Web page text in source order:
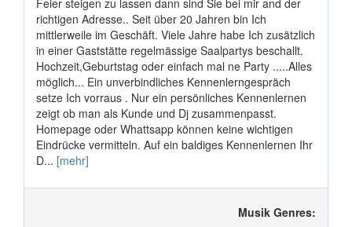
Feier steigen zu lassen dann sind Sie bei mir and der
richtigen Adresse.. Seit über 20 Jahren bin Ich
mittlerweile im Geschäft. Viele Jahre habe Ich zusätzlich
in einer Gaststätte regelmässige Saalpartys beschallt.
Hochzeit,Geburtstag oder einfach mal ne Party .....Alles
möglich... Ein unverbindliches Kennenlerngespräch
setze Ich vorraus . Nur ein persönliches Kennenlernen
zeigt ob man als Kunde und Dj zusammenpasst.
Homepage oder Whattsapp können keine wichtigen
Eindrücke vermitteln. Auf ein baldiges Kennenlernen Ihr
D... [mehr]
Musik Genres: